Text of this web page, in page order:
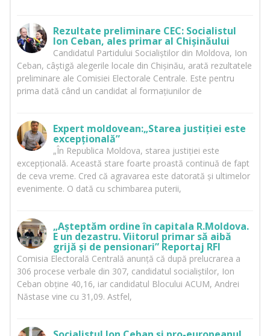
Rezultate preliminare CEC: Socialistul
Ion Ceban, ales primar al Chișinăului
Candidatul Partidului Socialiștilor din Moldova, Ion
Ceban, câștigă alegerile locale din Chișinău, arată rezultatele
preliminare ale Comisiei Electorale Centrale. Este pentru
prima dată când un candidat al formațiunilor de
Expert moldovean:„Starea justiției este
excepțională”
„În Republica Moldova, starea justiției este
excepțională. Această stare foarte proastă continuă de fapt
de ceva vreme. Cred că agravarea este datorată și ultimelor
evenimente. O dată cu schimbarea puterii,
„Așteptăm ordine în capitala R.Moldova.
E un dezastru. Viitorul primar să aibă
grijă și de pensionari” Reportaj RFI
Comisia Electorală Centrală anunță că după prelucrarea a
306 procese verbale din 307, candidatul socialiștilor, Ion
Ceban obține 40,16, iar candidatul Blocului ACUM, Andrei
Năstase vine cu 31,09. Astfel,